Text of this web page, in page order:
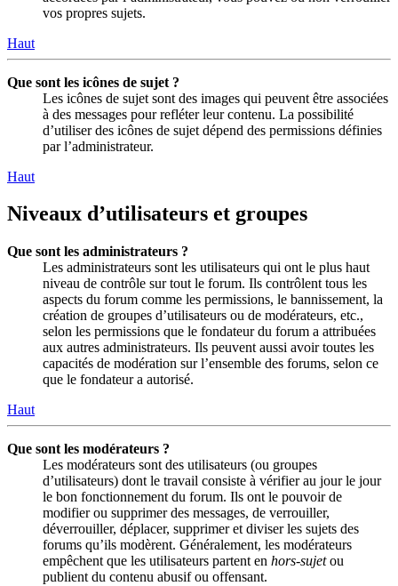
vos propres sujets.
Haut
Que sont les icônes de sujet ?
Les icônes de sujet sont des images qui peuvent être associées
à des messages pour refléter leur contenu. La possibilité
d’utiliser des icônes de sujet dépend des permissions définies
par l’administrateur.
Haut
Niveaux d’utilisateurs et groupes
Que sont les administrateurs ?
Les administrateurs sont les utilisateurs qui ont le plus haut
niveau de contrôle sur tout le forum. Ils contrôlent tous les
aspects du forum comme les permissions, le bannissement, la
création de groupes d’utilisateurs ou de modérateurs, etc.,
selon les permissions que le fondateur du forum a attribuées
aux autres administrateurs. Ils peuvent aussi avoir toutes les
capacités de modération sur l’ensemble des forums, selon ce
que le fondateur a autorisé.
Haut
Que sont les modérateurs ?
Les modérateurs sont des utilisateurs (ou groupes
d’utilisateurs) dont le travail consiste à vérifier au jour le jour
le bon fonctionnement du forum. Ils ont le pouvoir de
modifier ou supprimer des messages, de verrouiller,
déverrouiller, déplacer, supprimer et diviser les sujets des
forums qu’ils modèrent. Généralement, les modérateurs
empêchent que les utilisateurs partent en hors-sujetou
publient du contenu abusif ou offensant.